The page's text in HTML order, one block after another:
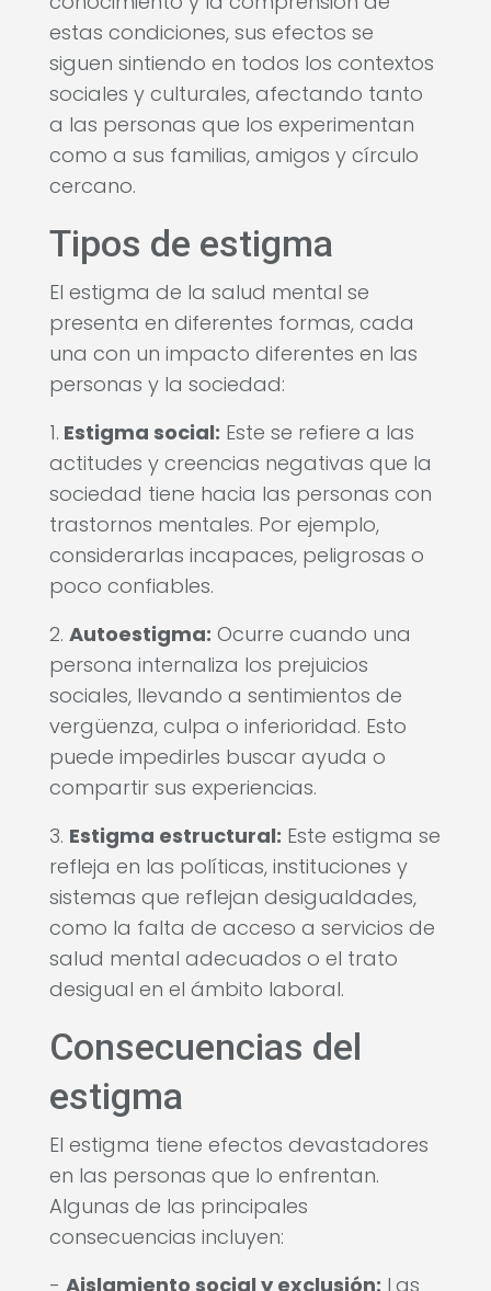
estas condiciones, sus efectos se
siguen sintiendo en todos los contextos
sociales y culturales, afectando tanto
a las personas que los experimentan
como a sus familias, amigos y círculo
cercano.
Tipos de estigma
El estigma de la salud mental se
presenta en diferentes formas, cada
una con un impacto diferentes en las
personas y la sociedad:
1. Estigma social: Este se refiere a las
actitudes y creencias negativas que la
sociedad tiene hacia las personas con
trastornos mentales. Por ejemplo,
considerarlas incapaces, peligrosas o
poco confiables.
2. Autoestigma: Ocurre cuando una
persona internaliza los prejuicios
sociales, llevando a sentimientos de
vergüenza, culpa o inferioridad. Esto
puede impedirles buscar ayuda o
compartir sus experiencias.
3. Estigma estructural: Este estigma se
refleja en las políticas, instituciones y
sistemas que reflejan desigualdades,
como la falta de acceso a servicios de
salud mental adecuados o el trato
desigual en el ámbito laboral.
Consecuencias del
estigma
El estigma tiene efectos devastadores
en las personas que lo enfrentan.
Algunas de las principales
consecuencias incluyen:
- Aislamiento social y exclusión: Las